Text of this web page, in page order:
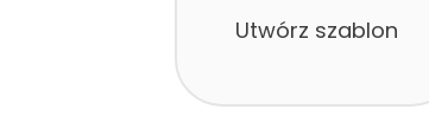
Utwórz szablon